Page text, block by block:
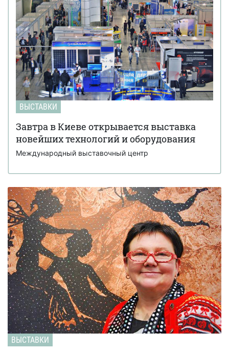
ВЫСТАВКИ
Завтра в Киеве открывается выставка
новейших технологий и оборудования
Международный выставочный центр
ВЫСТАВКИ